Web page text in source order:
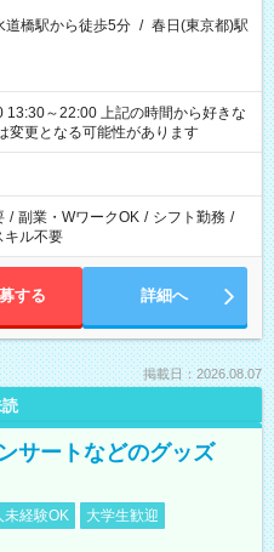
道橋駅から徒歩5分 / 春日(東京都)駅
記の時間から好きな
更となる可能性があります
/ 副業・WワークOK / シフト勤務 /
キル不要
する 詳細へ
掲載日：2026.08.07
サートなどのグッズ
未経験OK
大学生歓迎